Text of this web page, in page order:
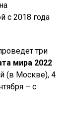
с 2018 года
три
мира 2022
(в Москве), 4
– с